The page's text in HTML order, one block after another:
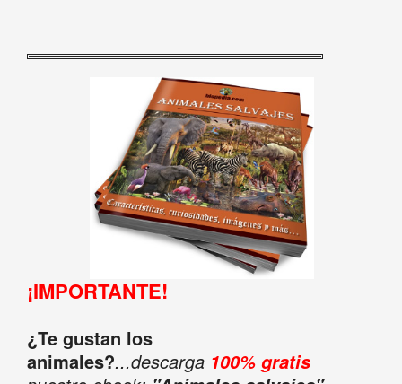
¡IMPORTANTE!
¿Te gustan los
animales?...descarga 100% gratis